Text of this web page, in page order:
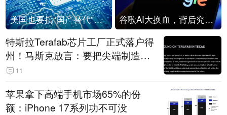
美国也要搞“国产替代”？先算清三笔账 谷歌AI大换血，背后究竟发生了什么？
特斯拉Terafab芯片工厂正式落户得
州！马斯克放言：要把尖端制造带
回美国
11
苹果拿下高端手机市场65%的份
额：iPhone 17系列功不可没